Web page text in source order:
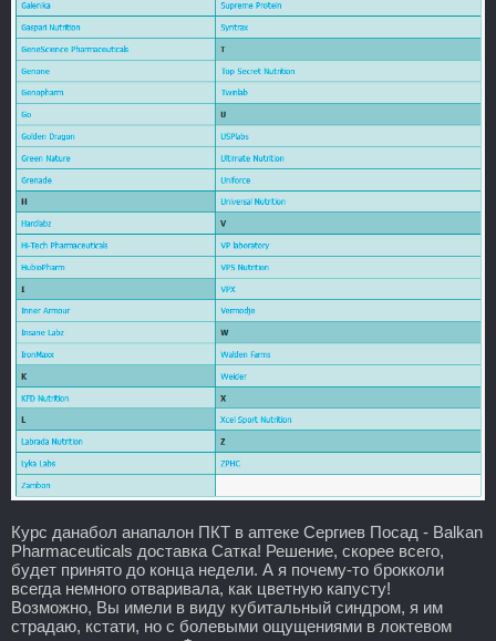
Курс данабол анапалон ПКТ в аптеке Сергиев Посад - Balkan
Pharmaceuticals доставка Сатка! Решение, скорее всего,
будет принято до конца недели. А я почему-то брокколи
всегда немного отваривала, как цветную капусту!
Возможно, Вы имели в виду кубитальный синдром, я им
страдаю, кстати, но с болевыми ощущениями в локтевом